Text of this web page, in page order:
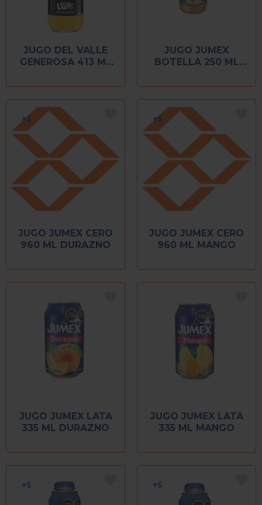
JUGO DEL VALLE
GENEROSA 413 ML
JUGO JUMEX
BOTELLA 250 ML
JUGO JUMEX CERO
960 ML DURAZNO
JUGO JUMEX CERO
960 ML MANGO
JUGO JUMEX LATA
335 ML DURAZNO
JUGO JUMEX LATA
335 ML MANGO